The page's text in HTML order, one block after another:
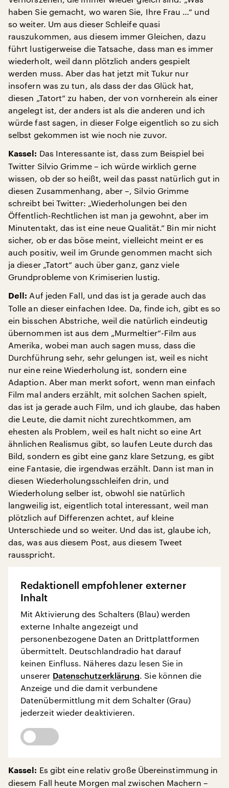
haben Sie gemacht, wo waren Sie, Ihre Frau …“ und
so weiter. Um aus dieser Schleife quasi
rauszukommen, aus diesem immer Gleichen, dazu
führt lustigerweise die Tatsache, dass man es immer
wiederholt, weil dann plötzlich anders gespielt
werden muss. Aber das hat jetzt mit Tukur nur
insofern was zu tun, als dass der das Glück hat,
diesen „Tatort“ zu haben, der von vornherein als einer
angelegt ist, der anders ist als die anderen und ich
würde fast sagen, in dieser Folge eigentlich so zu sich
selbst gekommen ist wie noch nie zuvor.
Kassel: Das Interessante ist, dass zum Beispiel bei
Twitter Silvio Grimme – ich würde wirklich gerne
wissen, ob der so heißt, weil das passt natürlich gut in
diesen Zusammenhang, aber –, Silvio Grimme
schreibt bei Twitter: „Wiederholungen bei den
Öffentlich-Rechtlichen ist man ja gewohnt, aber im
Minutentakt, das ist eine neue Qualität.“ Bin mir nicht
sicher, ob er das böse meint, vielleicht meint er es
auch positiv, weil im Grunde genommen macht sich
ja dieser „Tatort“ auch über ganz, ganz viele
Grundprobleme von Krimiserien lustig.
Dell: Auf jeden Fall, und das ist ja gerade auch das
Tolle an dieser einfachen Idee. Da, finde ich, gibt es so
ein bisschen Abstriche, weil die natürlich eindeutig
übernommen ist aus dem „Murmeltier“-Film aus
Amerika, wobei man auch sagen muss, dass die
Durchführung sehr, sehr gelungen ist, weil es nicht
nur eine reine Wiederholung ist, sondern eine
Adaption. Aber man merkt sofort, wenn man einfach
Film mal anders erzählt, mit solchen Sachen spielt,
das ist ja gerade auch Film, und ich glaube, das haben
die Leute, die damit nicht zurechtkommen, am
ehesten als Problem, weil es halt nicht so eine Art
ähnlichen Realismus gibt, so laufen Leute durch das
Bild, sondern es gibt eine ganz klare Setzung, es gibt
eine Fantasie, die irgendwas erzählt. Dann ist man in
diesen Wiederholungsschleifen drin, und
Wiederholung selber ist, obwohl sie natürlich
langweilig ist, eigentlich total interessant, weil man
plötzlich auf Differenzen achtet, auf kleine
Unterschiede und so weiter. Und das ist, glaube ich,
das, was aus diesem Post, aus diesem Tweet
rausspricht.
Redaktionell empfohlener externer
Inhalt
Mit Aktivierung des Schalters (Blau) werden
externe Inhalte angezeigt und
personenbezogene Daten an Drittplattformen
übermittelt. Deutschlandradio hat darauf
keinen Einfluss. Näheres dazu lesen Sie in
unserer Datenschutzerklärung. Sie können die
Anzeige und die damit verbundene
Datenübermittlung mit dem Schalter (Grau)
jederzeit wieder deaktivieren.
Kassel: Es gibt eine relativ große Übereinstimmung in
diesem Fall heute Morgen mal zwischen Machern –